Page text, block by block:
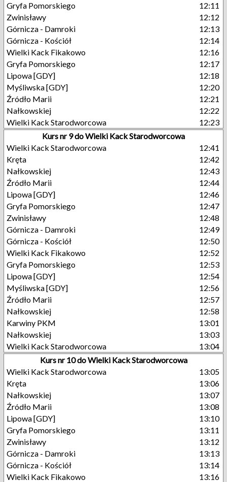
Gryfa Pomorskiego
12:11
Zwinisławy
12:12
Górnicza - Damroki
12:13
Górnicza - Kościół
12:14
Wielki Kack Fikakowo
12:16
Gryfa Pomorskiego
12:17
Lipowa [GDY]
12:18
Myśliwska [GDY]
12:20
Źródło Marii
12:21
Nałkowskiej
12:22
Wielki Kack Starodworcowa
12:23
Kurs nr 9 do Wielki Kack Starodworcowa
Wielki Kack Starodworcowa
12:41
Kręta
12:42
Nałkowskiej
12:43
Źródło Marii
12:44
Lipowa [GDY]
12:46
Gryfa Pomorskiego
12:47
Zwinisławy
12:48
Górnicza - Damroki
12:49
Górnicza - Kościół
12:50
Wielki Kack Fikakowo
12:52
Gryfa Pomorskiego
12:53
Lipowa [GDY]
12:54
Myśliwska [GDY]
12:56
Źródło Marii
12:57
Nałkowskiej
12:58
Karwiny PKM
13:01
Nałkowskiej
13:03
Wielki Kack Starodworcowa
13:04
Kurs nr 10 do Wielki Kack Starodworcowa
Wielki Kack Starodworcowa
13:05
Kręta
13:06
Nałkowskiej
13:07
Źródło Marii
13:08
Lipowa [GDY]
13:10
Gryfa Pomorskiego
13:11
Zwinisławy
13:12
Górnicza - Damroki
13:13
Górnicza - Kościół
13:14
Wielki Kack Fikakowo
13:16